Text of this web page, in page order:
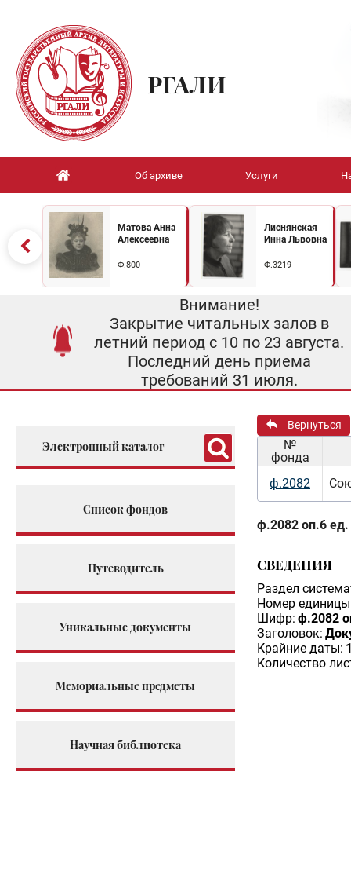
РГАЛИ
Об архиве Услуги
Матова Анна
Алексеевна
Ф.800
Лиснянская
Инна Львовна
Ф.3219
Внимание!
Закрытие читальных залов в
летний период с 10 по 23 августа.
Последний день приема
требований 31 июля.
Электронный каталог
Список фондов
Путеводитель
Уникальные документы
Мемориальные предметы
Научная библиотека
Вернуться
№
фонда
ф.2082
ф.2082 оп.6 ед.
СВЕДЕНИЯ
Раздел
Номер единицы
Шифр: ф.2082
Заголовок:
Крайние даты:
Количество